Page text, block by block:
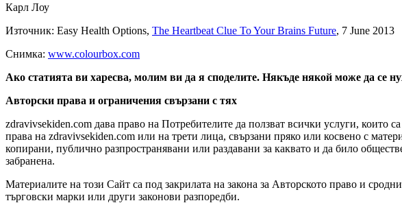
Карл Лоу
Източник: Easy Health Options, The Heartbeat Clue To Your Brains Future, 7 June 2013
Снимка: www.colourbox.com
Ако статията ви харесва, молим ви да я споделите. Някъде някой може да се
Авторски права и ограничения свързани с тях
zdravivsekiden.com дава право на Потребителите да ползват всички услуги, които
права на zdravivsekiden.com или на трети лица, свързани пряко или косвено с
копирани, публично разпространявани или раздавани за каквато и да било
забранена.
Материалите на този Сайт са под закрилата на закона за Авторското право и
търговски марки или други законови разпоредби.